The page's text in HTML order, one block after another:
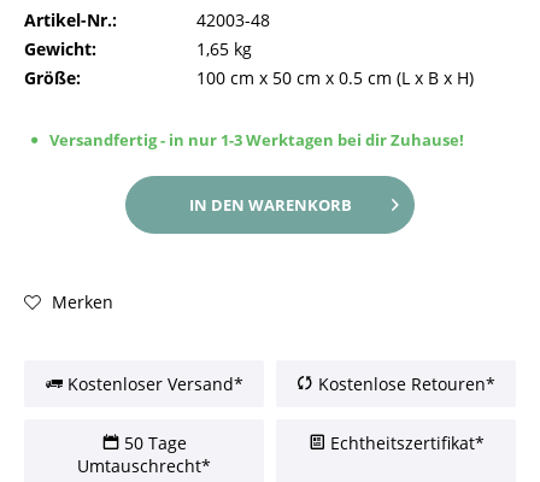
Artikel-Nr.:
42003-48
Gewicht:
1,65 kg
Größe:
100 cm x 50 cm x 0.5 cm (L x B x H)
Versandfertig - in nur 1-3 Werktagen bei dir Zuhause!
IN DEN WARENKORB
Merken
Kostenloser Versand* Kostenlose Retouren*
50 Tage
Umtauschrecht*
Echtheitszertifikat*